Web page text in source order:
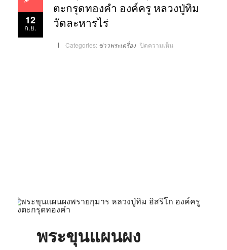
12
ก.ย.
ตะกรุดทองคำ องค์ครู หลวงปู่ทิม
วัดละหารไร่
Categories: ข่าวพระเครื่อง ปิดความเห็นบน
พระ
พระขุนแผนผง